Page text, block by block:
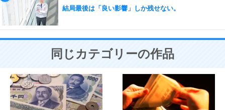
結局最後は「良い影響」しか残せない。
同じカテゴリーの作品